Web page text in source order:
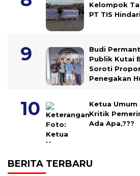
Kelompok
PT TIS
Budi
Publik Kutai
Soroti
Penegakan
Ketua Umum
Kritik
Ada Apa,???
BERITA TERBARU